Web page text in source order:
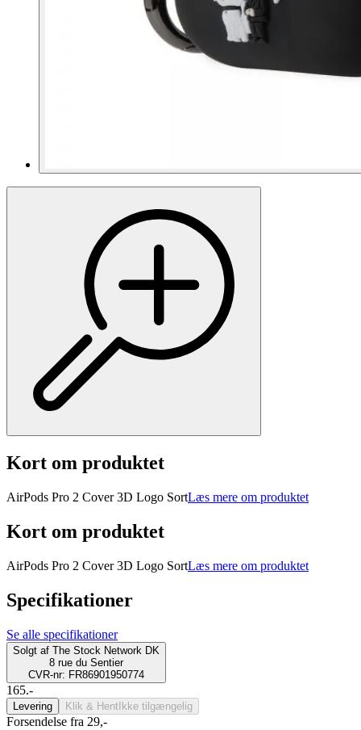
Kort om produktet
AirPods Pro 2 Cover 3D Logo SortLæs mere om produktet
Kort om produktet
AirPods Pro 2 Cover 3D Logo SortLæs mere om produktet
Specifikationer
Se alle specifikationer
Solgt af The Stock Network DK
8 rue du Sentier
CVR-nr: FR86901950774
165.-
Levering Klik & Hent Ikke tilgængelig
Forsendelse fra 29,-